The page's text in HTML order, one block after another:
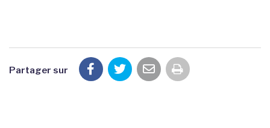
Partager sur Imprimer la